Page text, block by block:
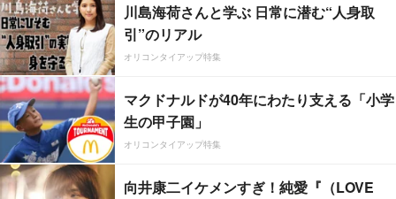
川島海荷さんと学ぶ 日常に潜む“人身取
引”のリアル
オリコンタイアップ特集
マクドナルドが40年にわたり支える「小学
生の甲子園」
オリコンタイアップ特集
向井康二イケメンすぎ！純愛『（LOVE